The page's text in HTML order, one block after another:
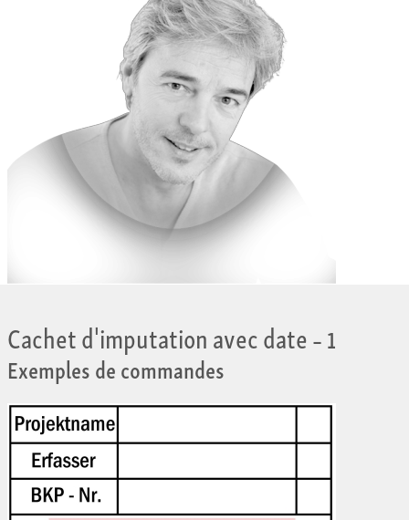
Cachet d'imputation avec date– 1
Exemples de commandes